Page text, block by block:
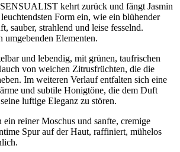
kehrt zurück und fängt Jasmin
Form ein, wie ein blühender
sauber, strahlend und leise fesselnd.
Elementen.
und lebendig, mit grünen, taufrischen
von weichen Zitrusfrüchten, die die
Im weiteren Verlauf entfalten sich eine
und subtile Honigtöne, die dem Duft
luftige Eleganz zu stören.
ein reiner Moschus und sanfte, cremige
Spur auf der Haut, raffiniert, mühelos